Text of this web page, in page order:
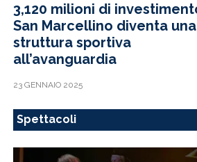
3,120 milioni di
San Marcellino diventa una
struttura sportiva
all’avanguardia
23 GENNAIO 2025
Spettacoli